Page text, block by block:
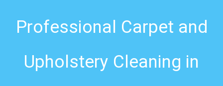
Professional Carpet and
Upholstery Cleaning in